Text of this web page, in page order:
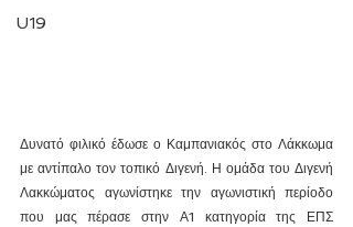
U19
Δυνατό φιλικό έδωσε ο Καμπανιακός στο Λάκκωμα
με αντίπαλο τον τοπικό Διγενή. Η ομάδα του Διγενή
Λακκώματος αγωνίστηκε την αγωνιστική περίοδο
που μας πέρασε στην Α1 κατηγορία της ΕΠΣ